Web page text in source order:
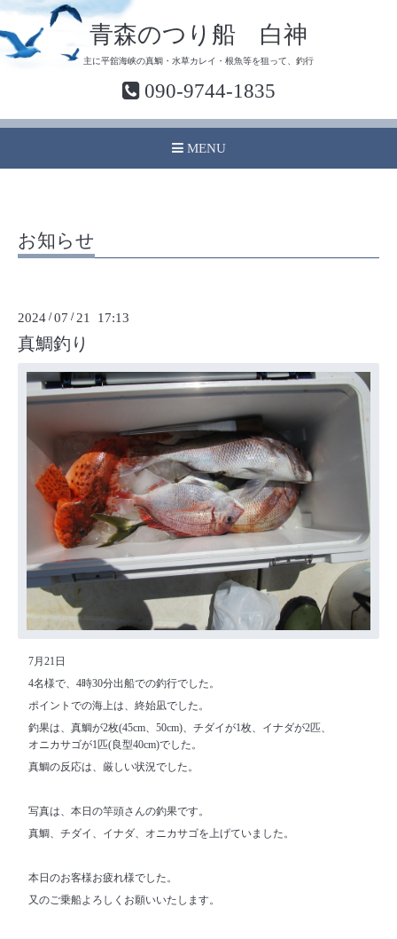
青森のつり船 白神
主に平舘海峡の真鯛・水草カレイ・根魚等を狙って、釣行
090-9744-1835
MENU
お知らせ
2024 /07 / 21 17:13
真鯛釣り
7月21日
4名様で、4時30分出船での釣行でした。
ポイントでの海上は、終始凪でした。
釣果は、真鯛が2枚(45cm、50cm)、チダイが1枚、イナダが2匹、
オニカサゴが1匹(良型40cm)でした。
真鯛の反応は、厳しい状況でした。
写真は、本日の竿頭さんの釣果です。
真鯛、チダイ、イナダ、オニカサゴを上げていました。
本日のお客様お疲れ様でした。
又のご乗船よろしくお願いいたします。